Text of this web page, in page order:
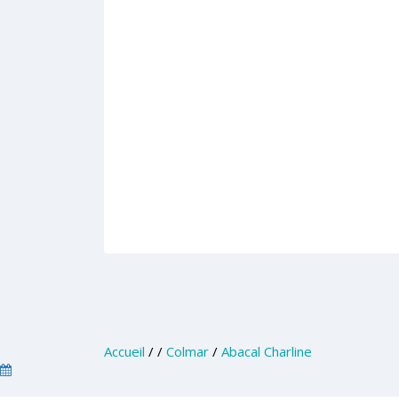
Accueil / / Colmar / Abacal Charline